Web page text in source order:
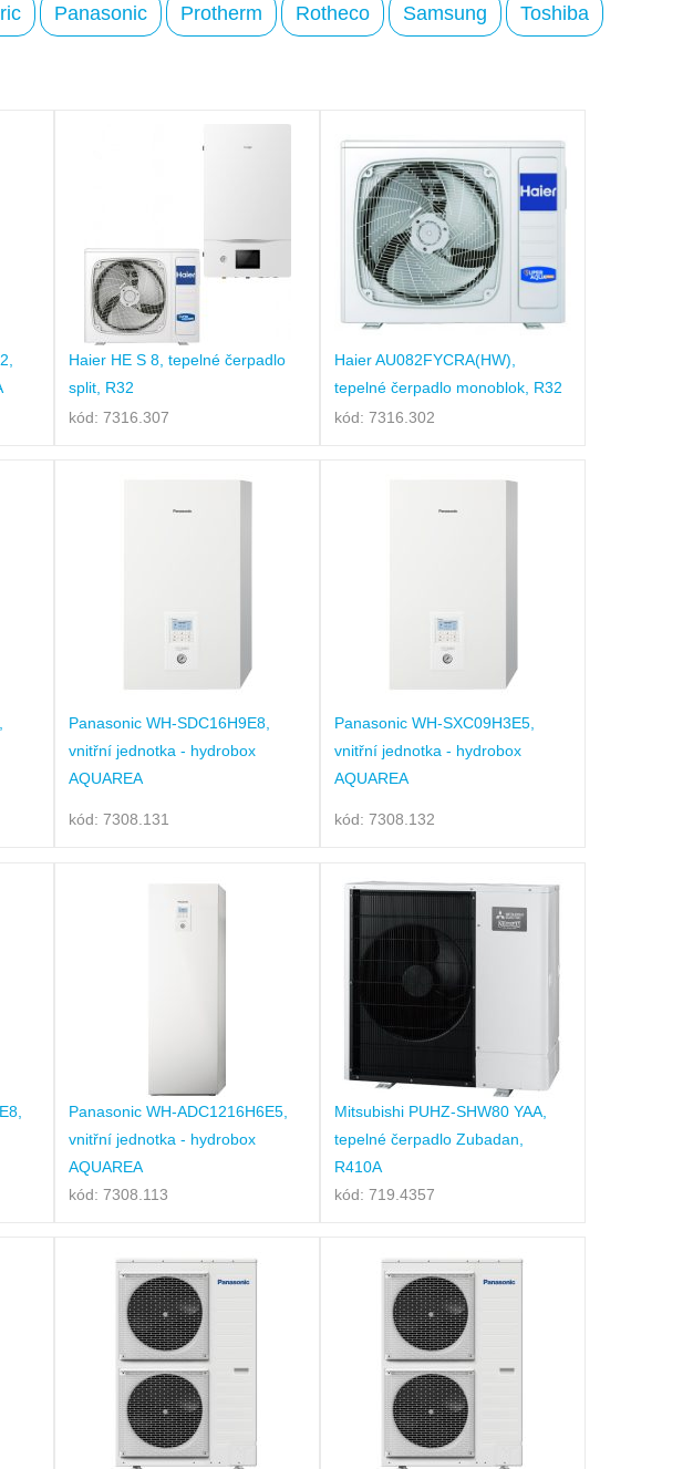
Panasonic Protherm Rotheco Samsung Toshiba
Haier HE S 8, tepelné čerpadlo
split, R32
kód: 7316.307
Haier AU082FYCRA(HW),
tepelné čerpadlo monoblok, R32
kód: 7316.302
Panasonic WH-SDC16H9E8,
vnitřní jednotka - hydrobox
AQUAREA
kód: 7308.131
Panasonic WH-SXC09H3E5,
vnitřní jednotka - hydrobox
AQUAREA
kód: 7308.132
Panasonic WH-ADC1216H6E5,
vnitřní jednotka - hydrobox
AQUAREA
kód: 7308.113
Mitsubishi PUHZ-SHW80 YAA,
tepelné čerpadlo Zubadan,
R410A
kód: 719.4357